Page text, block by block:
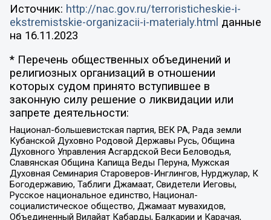
Источник: http://nac.gov.ru/terroristicheskie-i-
ekstremistskie-organizacii-i-materialy.html данные
на 16.11.2023
* Перечень общественных объединений и
религиозных организаций в отношении
которых судом принято вступившее в
законную силу решение о ликвидации или
запрете деятельности:
Национал-большевистская партия, ВЕК РА, Рада земли
Кубанской Духовно Родовой Державы Русь, Община
Духовного Управления Асгардской Веси Беловодья,
Славянская Община Капища Веды Перуна, Мужская
Духовная Семинария Староверов-Инглингов, Нурджулар, К
Богодержавию, Таблиги Джамаат, Свидетели Иеговы,
Русское национальное единство, Национал-
социалистическое общество, Джамаат мувахидов,
Объединенный Вилайат Кабарды, Балкарии и Карачая,